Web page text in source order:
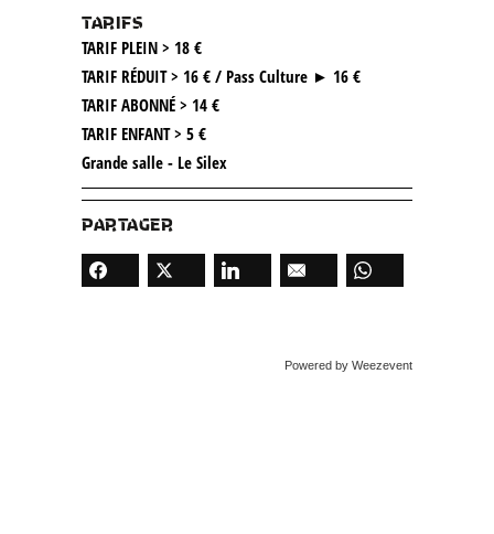
TARIFS
TARIF PLEIN > 18 €
TARIF RÉDUIT > 16 € / Pass Culture ► 16 €
TARIF ABONNÉ > 14 €
TARIF ENFANT > 5 €
Grande salle - Le Silex
PARTAGER
Powered by Weezevent